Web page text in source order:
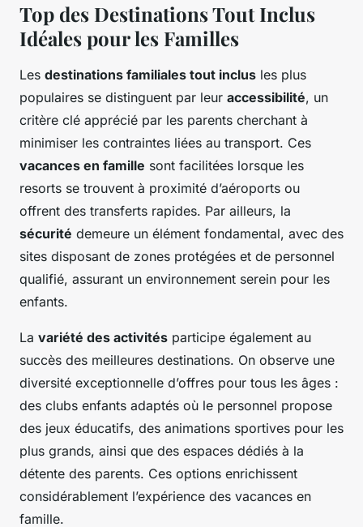
Top des Destinations Tout Inclus
Idéales pour les Familles
Les destinations familiales tout inclus les plus
populaires se distinguent par leur accessibilité, un
critère clé apprécié par les parents cherchant à
minimiser les contraintes liées au transport. Ces
vacances en famille sont facilitées lorsque les
resorts se trouvent à proximité d’aéroports ou
offrent des transferts rapides. Par ailleurs, la
sécurité demeure un élément fondamental, avec des
sites disposant de zones protégées et de personnel
qualifié, assurant un environnement serein pour les
enfants.
La variété des activités participe également au
succès des meilleures destinations. On observe une
diversité exceptionnelle d’offres pour tous les âges :
des clubs enfants adaptés où le personnel propose
des jeux éducatifs, des animations sportives pour les
plus grands, ainsi que des espaces dédiés à la
détente des parents. Ces options enrichissent
considérablement l’expérience des vacances en
famille.